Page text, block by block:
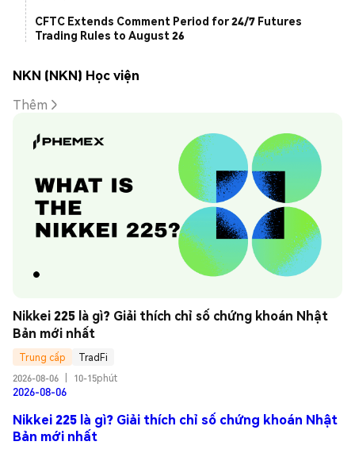
CFTC Extends Comment Period for 24/7 Futures
Trading Rules to August 26
NKN (NKN) Học viện
Thêm
Nikkei 225 là gì? Giải thích chỉ số chứng khoán Nhật
Bản mới nhất
Trung cấp
TradFi
2026-08-06
10-15phút
2026-08-06
Nikkei 225 là gì? Giải thích chỉ số chứng khoán Nhật
Bản mới nhất